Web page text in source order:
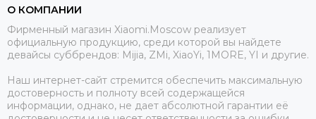
О КОМПАНИИ
Фирменный магазин Xiaomi.Moscow реализует
официальную продукцию, среди которой вы найдете
девайсы суббрендов: Mijia, ZMi, XiaoYi, 1MORE, YI и другие.
Наш интернет-сайт стремится обеспечить максимальную
достоверность и полноту всей содержащейся
информации, однако, не дает абсолютной гарантии её